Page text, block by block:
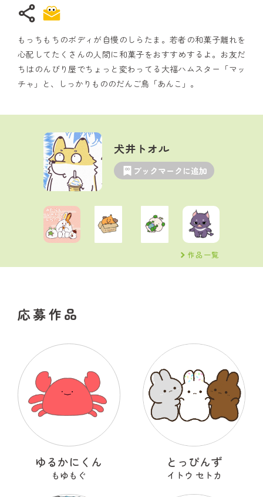
share
もっちもちのボディが自慢のしらたま。若者の和菓子離れを
心配してたくさんの人間に和菓子をおすすめするよ。お友だ
ちはのんびり屋でちょっと変わってる大福ハムスター「マッ
チャ」と、しっかりもののだんご鳥「あんこ」。
犬井トオル
ブックマークに追加
作品一覧
応募作品
ゆるかにくん
もゆもぐ
とっぴんず
イトウ セトカ